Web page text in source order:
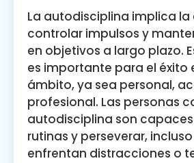
La autodisciplina implica
controlar impulsos y
en objetivos a largo plazo.
es importante para el éxito
ámbito, ya sea personal,
profesional. Las personas
autodisciplina son
rutinas y perseverar,
enfrentan distracciones o